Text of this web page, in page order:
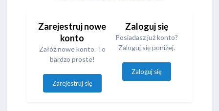
Zarejestruj nowe
konto
Załóż nowe konto. To
bardzo proste!
Zarejestruj się
Zaloguj się
Posiadasz już konto?
Zaloguj się poniżej.
Zaloguj się